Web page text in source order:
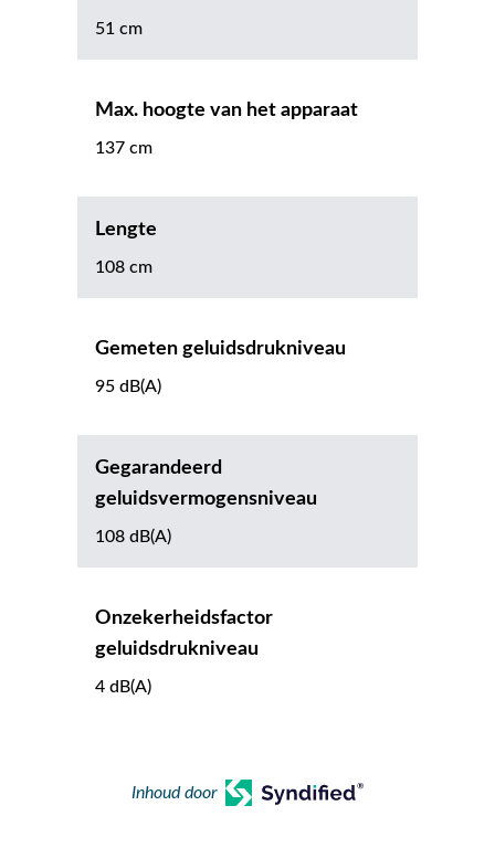
51 cm
Max. hoogte van het apparaat
137 cm
Lengte
108 cm
Gemeten geluidsdrukniveau
95 dB(A)
Gegarandeerd
geluidsvermogensniveau
108 dB(A)
Onzekerheidsfactor
geluidsdrukniveau
4 dB(A)
Inhoud door